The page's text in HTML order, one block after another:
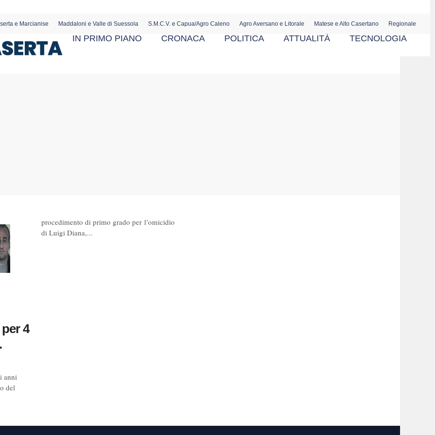
e Marcianise Maddaloni e Valle di Suessola S.M.C.V. e Capua/Agro Caleno Agro Aversano e Litorale Matese e Alto Casertano Regionale
IN PRIMO PIANO CRONACA POLITICA ATTUALITÀ TECNOLOGIA
4
anni
del
procedimento di primo grado per l’omicidio
di Luigi Diana,...